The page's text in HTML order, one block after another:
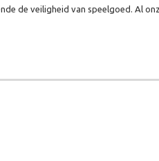
de veiligheid van speelgoed. Al